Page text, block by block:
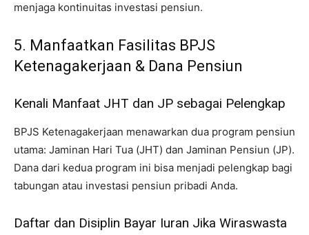
menjaga kontinuitas investasi pensiun.
5. Manfaatkan Fasilitas BPJS
Ketenagakerjaan & Dana Pensiun
Kenali Manfaat JHT dan JP sebagai Pelengkap
BPJS Ketenagakerjaan menawarkan dua program pensiun
utama: Jaminan Hari Tua (JHT) dan Jaminan Pensiun (JP).
Dana dari kedua program ini bisa menjadi pelengkap bagi
tabungan atau investasi pensiun pribadi Anda.
Daftar dan Disiplin Bayar Iuran Jika Wiraswasta